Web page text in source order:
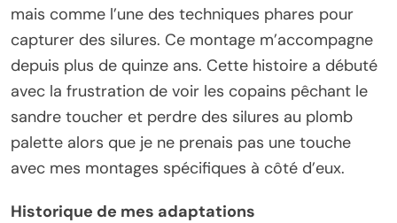
mais comme l’une des techniques phares pour
capturer des silures. Ce montage m’accompagne
depuis plus de quinze ans. Cette histoire a débuté
avec la frustration de voir les copains pêchant le
sandre toucher et perdre des silures au plomb
palette alors que je ne prenais pas une touche
avec mes montages spécifiques à côté d’eux.
Historique de mes adaptations